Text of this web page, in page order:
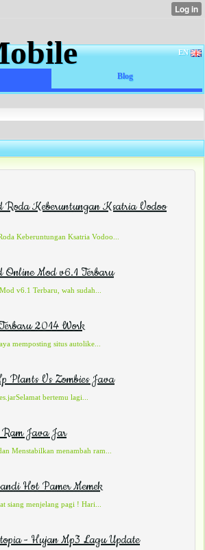
EN
Blog
Roda Keberuntungan Ksatria Vodoo
Keberuntungan Ksatria Vodoo...
Online Mod v6.1 Terbaru
v6.1 Terbaru, wah sudah...
2014 Work
memposting situs autolike...
Plants Vs Zombies Java
bertemu lagi...
Ram Java Jar
Menstabilkan menambah ram...
Hot Pamer Memek
siang menjelang pagi ! Hari...
- Hujan Mp3 Lagu Update